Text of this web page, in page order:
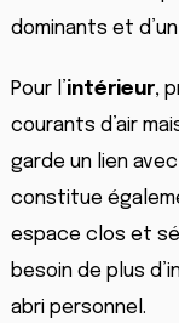
dominants et
Pour l’ intérieur,
courants d’air
garde un lien
constitue
espace clos et
besoin de plus
abri personnel.